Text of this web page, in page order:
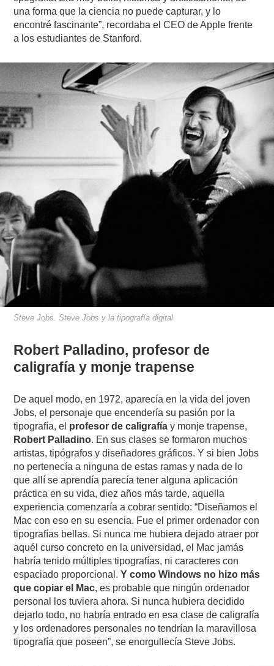
una forma que la ciencia no puede capturar, y lo
encontré fascinante”, recordaba el CEO de Apple frente
a los estudiantes de Stanford.
Steve Jobs. Steve Jobs y la tipografía digital
Robert Palladino, profesor de
caligrafía y monje trapense
De aquel modo, en 1972, aparecía en la vida del joven
Jobs, el personaje que encendería su pasión por la
tipografía, el profesor de caligrafía y monje trapense,
Robert Palladino. En sus clases se formaron muchos
artistas, tipógrafos y diseñadores gráficos. Y si bien Jobs
no pertenecía a ninguna de estas ramas y nada de lo
que allí se aprendía parecía tener alguna aplicación
práctica en su vida, diez años más tarde, aquella
experiencia comenzaría a cobrar sentido: “Diseñamos el
Mac con eso en su esencia. Fue el primer ordenador con
tipografías bellas. Si nunca me hubiera dejado atraer por
aquél curso concreto en la universidad, el Mac jamás
habría tenido múltiples tipografías, ni caracteres con
espaciado proporcional.Y como Windows no hizo más
que copiar el Mac, es probable que ningún ordenador
personal los tuviera ahora. Si nunca hubiera decidido
dejarlo todo, no habría entrado en esa clase de caligrafía
y los ordenadores personales no tendrían la maravillosa
tipografía que poseen”, se enorgullecía Steve Jobs.